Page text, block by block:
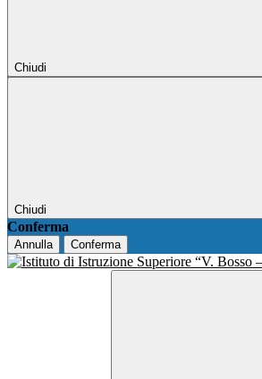
Chiudi
Chiudi
Conferma
Annulla Conferma